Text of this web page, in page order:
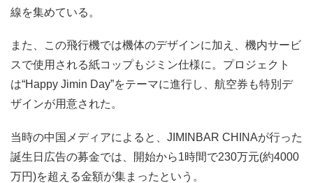
線を集めている。
また、この飛行機では機体のデザインに加え、機内サービ
スで使用される紙コップもジミン仕様に。プロジェクト
は“Happy Jimin Day”をテーマに進行し、航空券も特別デ
ザインが用意された。
当時の中国メディアによると、JIMINBAR CHINAが行った
誕生日広告の募金では、開始から1時間で230万元(約4000
万円)を超える金額が集まったという。